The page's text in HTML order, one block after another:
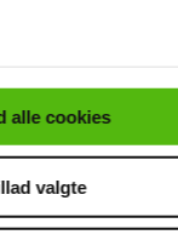
.
alle cookies
valgte